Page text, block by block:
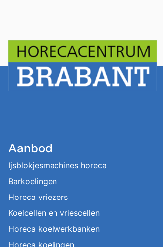
Aanbod
Ijsblokjesmachines horeca
Barkoelingen
Horeca vriezers
Koelcellen en vriescellen
Horeca koelwerkbanken
Horeca koelingen